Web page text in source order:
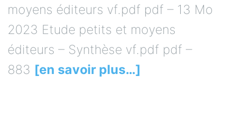
moyens éditeurs vf.pdf pdf – 13 Mo
2023 Etude petits et moyens
éditeurs – Synthèse vf.pdf pdf –
883 [en savoir plus…]